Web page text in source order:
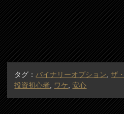
タグ：バイナリーオプション,ザ
投資初心者, ワケ,安心